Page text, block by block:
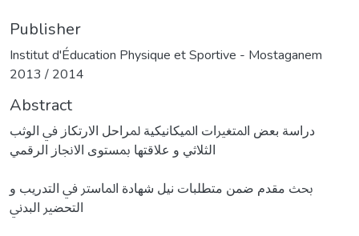
Publisher
Institut d'Éducation Physique et Sportive - Mostaganem
2013 / 2014
Abstract
دراﺳﺔ ﺑﻌﺾ اﳌﺘﻐﲑات اﳌﻴﻜﺎﻧﻴﻜﻴﺔ ﳌﺮاﺣﻞ اﻻرﺗﻜﺎز ﰲ اﻟﻮﺛﺐ
اﻟﺜﻼﺛﻲ و ﻋﻼﻗﺘﻬﺎ ﲟﺴﺘﻮى اﻻﳒﺎز اﻟﺮﻗﻤﻲ
ﲝﺚ ﻣﻘﺪم ﺿﻤﻦ ﻣﺘﻄﻠﺒﺎت ﻧﻴﻞ ﺷﻬﺎدة اﳌﺎﺳﱰ ﰲ اﻟﺘﺪرﻳﺐ و
اﻟﺘﺤﻀﲑ اﻟﺒﺪﱐ